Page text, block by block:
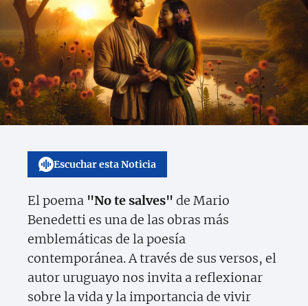
Escuchar esta Noticia
El poema "No te salves" de Mario
Benedetti es una de las obras más
emblemáticas de la poesía
contemporánea. A través de sus versos, el
autor uruguayo nos invita a reflexionar
sobre la vida y la importancia de vivir